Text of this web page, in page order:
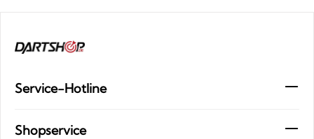
Service-Hotline
Shopservice